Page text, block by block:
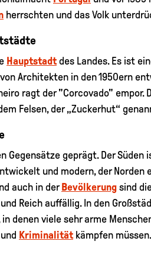
herrschten und das Volk
Hauptstadtdes Landes. Es ist
Architekten in den 1950ern
ragt der "Corcovado"
Felsen, der „Zuckerhut“
Gegensätze geprägt. Der Süden
und modern, der Norden
auch in der Bevölkerung sind
Reich auffällig. In den
denen viele sehr arme
und Kriminalitätkämpfen müssen.